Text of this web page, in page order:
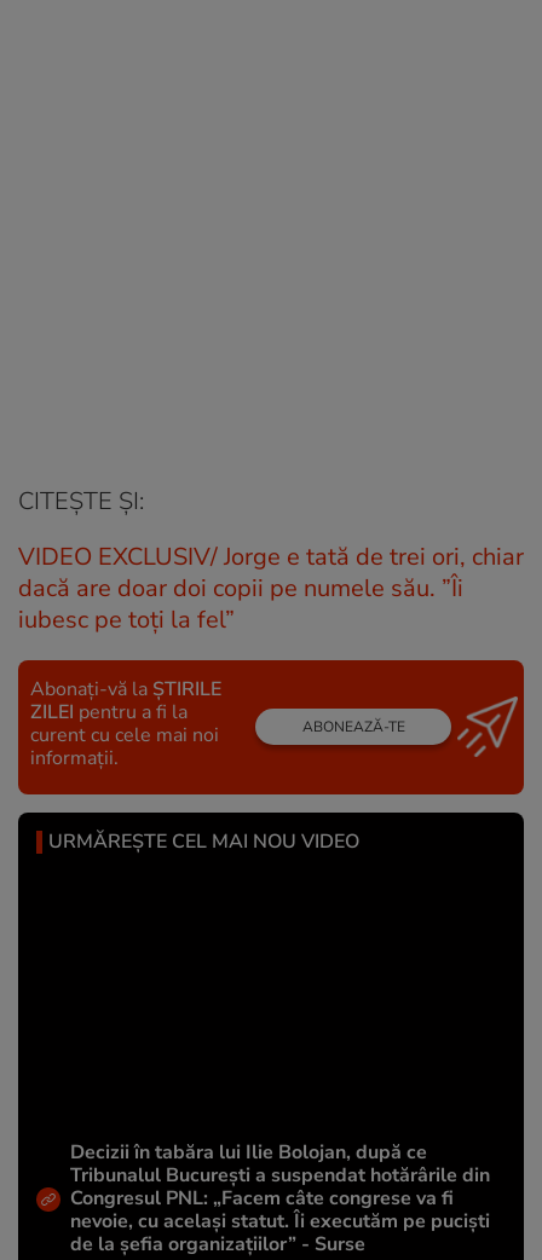
CITEȘTE ȘI:
VIDEO EXCLUSIV/ Jorge e tată de trei ori, chiar
dacă are doar doi copii pe numele său. ”Îi
iubesc pe toți la fel”
Abonați-vă la ȘTIRILE
ZILEI pentru a fi la
curent cu cele mai noi
informații.
ABONEAZĂ-TE
URMĂREȘTE CEL MAI NOU VIDEO
Decizii în tabăra lui Ilie Bolojan, după ce
Tribunalul București a suspendat hotărârile din
Congresul PNL: „Facem câte congrese va fi
nevoie, cu același statut. Îi executăm pe puciști
de la șefia organizațiilor” - Surse